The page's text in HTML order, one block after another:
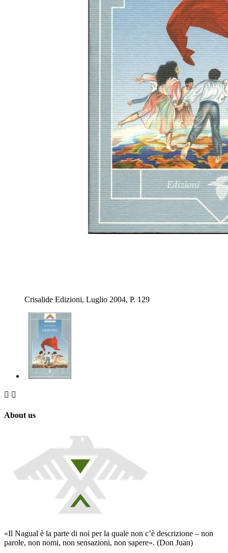
Crisalide Edizioni, Luglio 2004, P. 129
 
About us
«Il Nagual è la parte di noi per la quale non c’è descrizione – non
parole, non nomi, non sensazioni, non sapere». (Don Juan)